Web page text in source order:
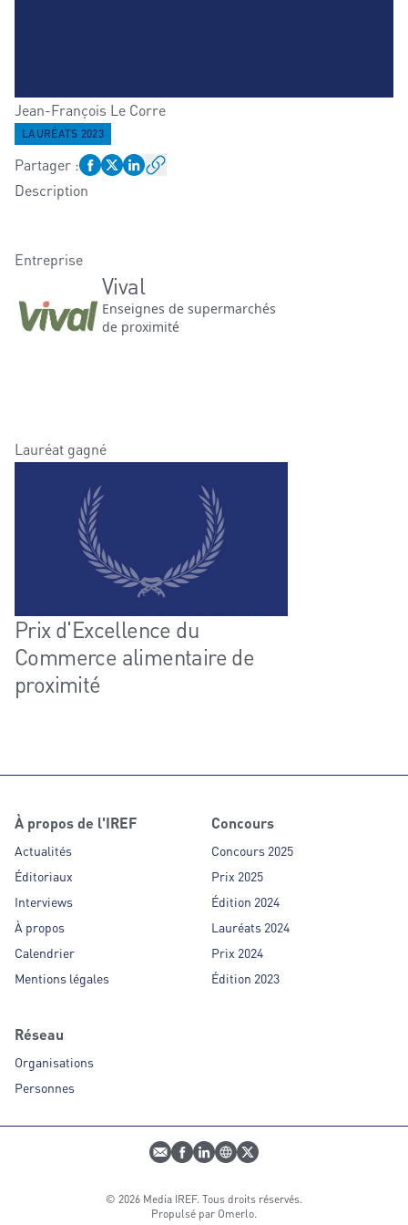
Jean-François Le Corre
LAURÉATS 2023
Partager :
Description
Entreprise
Vival
Enseignes de supermarchés
de proximité
Lauréat gagné
Prix d'Excellence du
Commerce alimentaire de
proximité
À propos de l'IREF
Actualités
Éditoriaux
Interviews
À propos
Calendrier
Mentions légales
Concours
Concours 2025
Prix 2025
Édition 2024
Lauréats 2024
Prix 2024
Édition 2023
Réseau
Organisations
Personnes
E-mailProfil Facebook
Profil LinkedIn
Site webProfil Twitter
© 2026 Media IREF. Tous droits réservés.
Propulsé par Omerlo.